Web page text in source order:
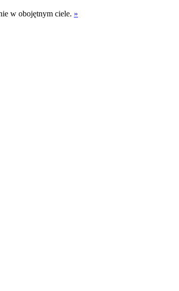
w obojętnym ciele. »